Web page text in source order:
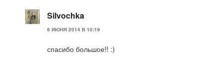
Silvochka
6 ИЮНЯ 2014 В 10:19
спасибо большое!! :)